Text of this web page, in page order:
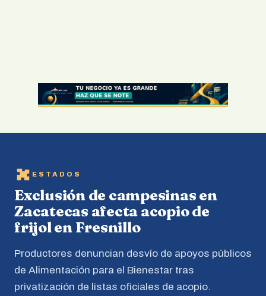
ESTADOS
Exclusión de campesinas en
Zacatecas afecta acopio de
frijol en Fresnillo
Productores denuncian desvío de apoyos públicos
de Alimentación para el Bienestar tras
privatización de listas oficiales de acopio.